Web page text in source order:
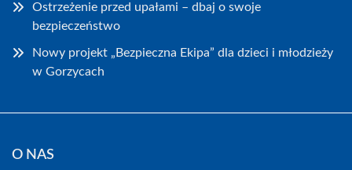
Ostrzeżenie przed upałami – dbaj o swoje
bezpieczeństwo
Nowy projekt „Bezpieczna Ekipa” dla dzieci i młodzieży
w Gorzycach
O NAS